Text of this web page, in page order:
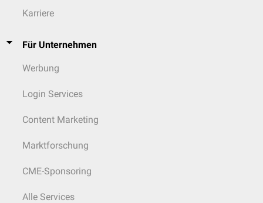
Karriere
Für Unternehmen
Werbung
Login Services
Content Marketing
Marktforschung
CME-Sponsoring
Alle Services